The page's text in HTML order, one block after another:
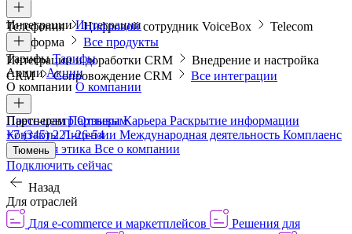
Телефония Цифровой сотрудник VoiceBox
Telecom
платформа
Все продукты
ИнтеграцииИнтеграции
Интеграции и доработки CRM
Внедрение и настройка
CRM
Сопровождение CRM Все интеграции
ТарифыТарифы
АкцииАкции
О компании О компании
Пресс-центрОтзывыКарьера Раскрытие информации
КонтактыЛицензии Международная деятельность Комплаенс
и деловая этика Все о компании
ПартнерамПартнерам
+7 (345) 221-26-54
Тюмень
Подключить сейчас
Назад
Для отраслей
Для e-commerce и маркетплейсов
Решения для